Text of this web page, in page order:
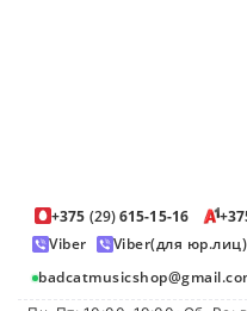
+375 (29)615-15-16
Viber
Viber(для юр.лиц)